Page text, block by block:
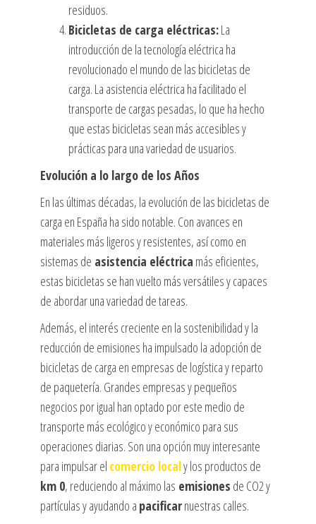
residuos.
Bicicletas de carga eléctricas:La
introducción de la tecnología eléctrica ha
revolucionado el mundo de las bicicletas de
carga. La asistencia eléctrica ha facilitado el
transporte de cargas pesadas, lo que ha hecho
que estas bicicletas sean más accesibles y
prácticas para una variedad de usuarios.
Evolución a lo largo de los Años
En las últimas décadas, la evolución de las bicicletas de
carga en España ha sido notable. Con avances en
materiales más ligeros y resistentes, así como en
sistemas de asistencia eléctrica más eficientes,
estas bicicletas se han vuelto más versátiles y capaces
de abordar una variedad de tareas.
Además, el interés creciente en la sostenibilidad y la
reducción de emisiones ha impulsado la adopción de
bicicletas de carga en empresas de logística y reparto
de paquetería. Grandes empresas y pequeños
negocios por igual han optado por este medio de
transporte más ecológico y económico para sus
operaciones diarias. Son una opción muy interesante
para impulsar el comercio localy los productos de
km 0, reduciendo al máximo las emisiones de CO2 y
partículas y ayudando a pacificarnuestras calles.